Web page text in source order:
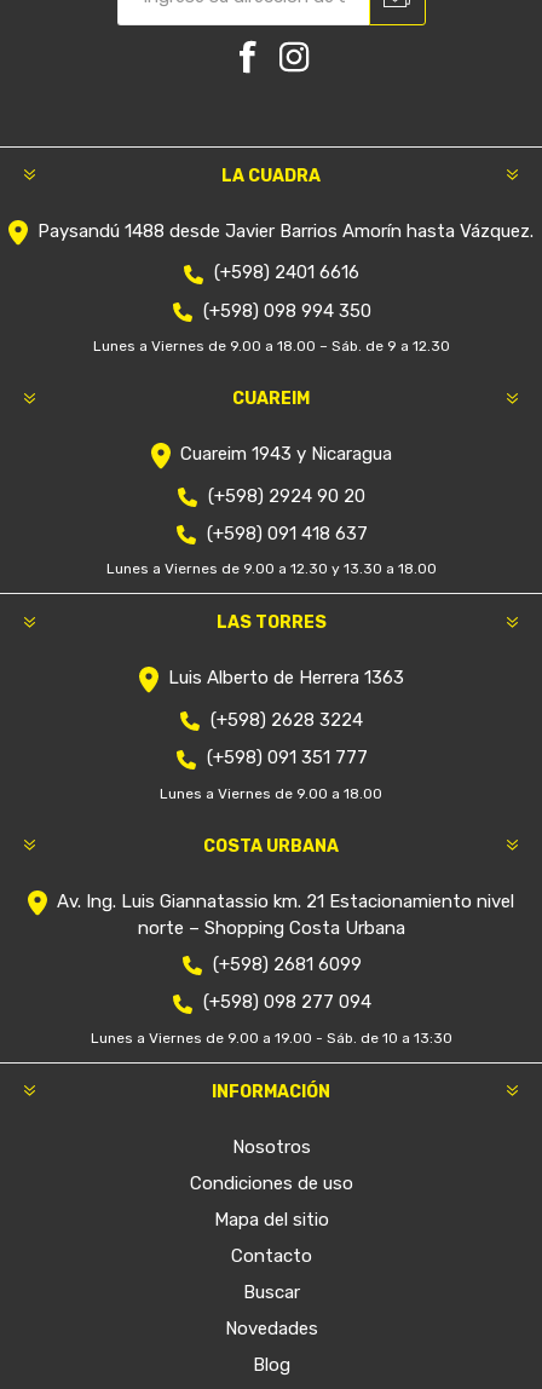
LA CUADRA
Paysandú 1488 desde Javier Barrios Amorín hasta Vázquez.
(+598) 2401 6616
(+598) 098 994 350
Lunes a Viernes de 9.00 a 18.00 – Sáb. de 9 a 12.30
CUAREIM
Cuareim 1943 y Nicaragua
(+598) 2924 90 20
(+598) 091 418 637
Lunes a Viernes de 9.00 a 12.30 y 13.30 a 18.00
LAS TORRES
Luis Alberto de Herrera 1363
(+598) 2628 3224
(+598) 091 351 777
Lunes a Viernes de 9.00 a 18.00
COSTA URBANA
Av. Ing. Luis Giannatassio km. 21 Estacionamiento nivel
norte – Shopping Costa Urbana
(+598) 2681 6099
(+598) 098 277 094
Lunes a Viernes de 9.00 a 19.00 - Sáb. de 10 a 13:30
INFORMACIÓN
Nosotros
Condiciones de uso
Mapa del sitio
Contacto
Buscar
Novedades
Blog